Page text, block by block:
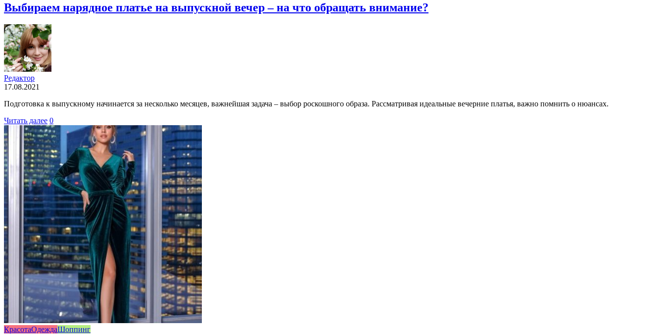
Выбираем нарядное платье на выпускной вечер – на что обращать внимание?
Редактор
17.08.2021
Подготовка к выпускному начинается за несколько месяцев, важнейшая задача – выбор роскошного образа. Рассматривая идеальные вечерние платья, важно помнить о нюансах.
Читать далее 0
КрасотаОдеждаШоппинг